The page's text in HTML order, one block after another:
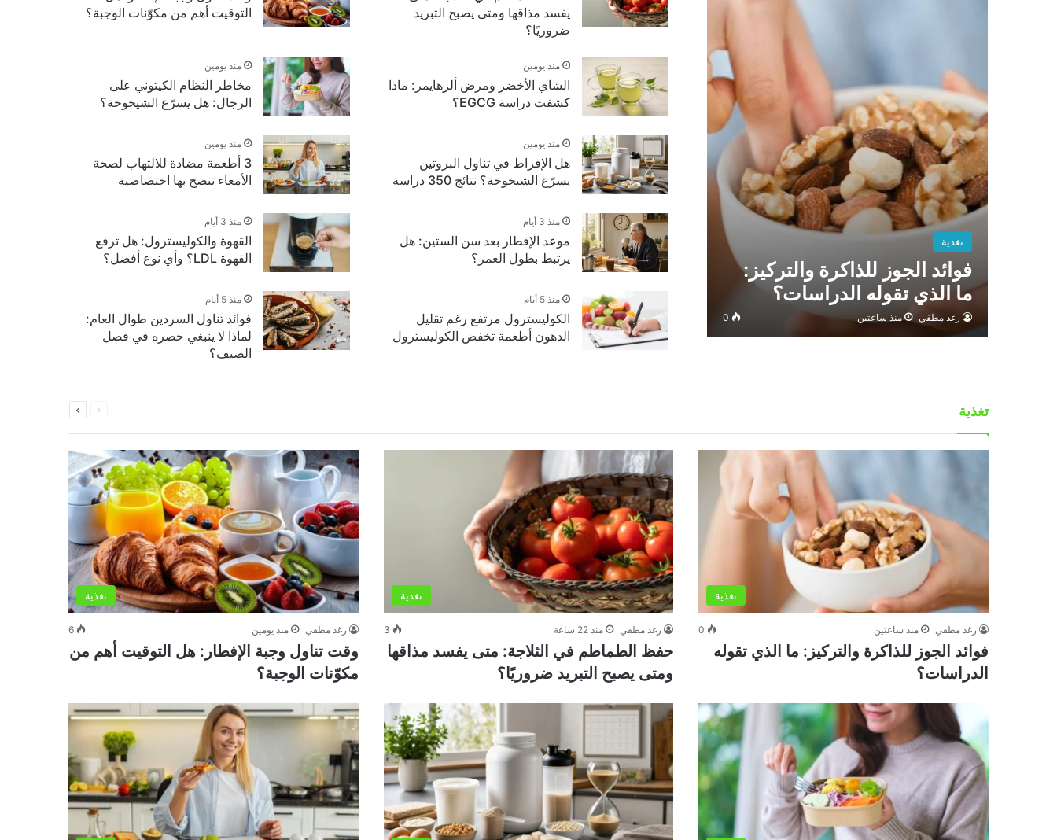
تغذية
فوائد الجوز للذاكرة والتركيز:
ما الذي تقوله الدراسات؟
رغد مطفي منذ ساعتين 0
يفسد مذاقها ومتى يصبح التبريد
ضروريًا؟
التوقيت أهم من مكوّنات الوجبة؟
منذ يومين
الشاي الأخضر ومرض ألزهايمر: ماذا
كشفت دراسة EGCG؟
منذ يومين
مخاطر النظام الكيتوني على
الرجال: هل يسرّع الشيخوخة؟
منذ يومين
هل الإفراط في تناول البروتين
يسرّع الشيخوخة؟ نتائج 350 دراسة
منذ يومين
3 أطعمة مضادة للالتهاب لصحة
الأمعاء تنصح بها اختصاصية
منذ 3 أيام
موعد الإفطار بعد سن الستين: هل
يرتبط بطول العمر؟
منذ 3 أيام
القهوة والكوليسترول: هل ترفع
القهوة LDL؟ وأي نوع أفضل؟
منذ 5 أيام
الكوليسترول مرتفع رغم تقليل
الدهون أطعمة تخفض الكوليسترول
منذ 5 أيام
فوائد تناول السردين طوال العام:
لماذا لا ينبغي حصره في فصل
الصيف؟
تغذية الصفحةالصفحة
تغذية
رغد مطفي منذ ساعتين 0
فوائد الجوز للذاكرة والتركيز: ما الذي تقوله
الدراسات؟
تغذية
رغد مطفي منذ 22 ساعة 3
حفظ الطماطم في الثلاجة: متى يفسد مذاقها
ومتى يصبح التبريد ضروريًا؟
تغذية
رغد مطفي منذ يومين 6
وقت تناول وجبة الإفطار: هل التوقيت أهم من
مكوّنات الوجبة؟